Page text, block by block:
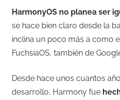
HarmonyOS no planea ser
se hace bien claro desde la
inclina un poco más a como
FuchsiaOS, también de
Desde hace unos cuantos
desarrollo, Harmony fue